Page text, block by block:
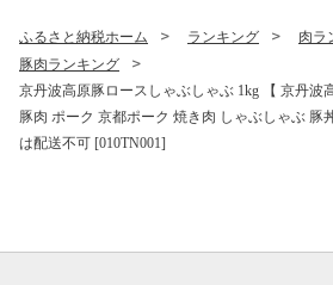
ふるさと納税ホーム ランキング
肉ラ
豚肉ランキング
京丹波高原豚ロースしゃぶしゃぶ 1kg 【 京丹波
豚肉 ポーク 京都ポーク 焼き肉 しゃぶしゃぶ
は配送不可 [010TN001]